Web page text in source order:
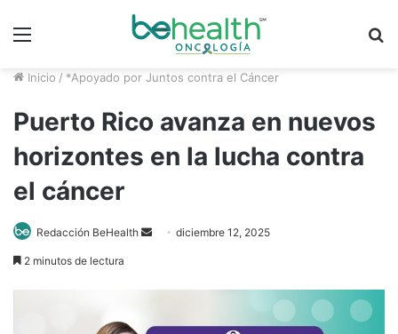
Inicio / *Apoyado por Juntos contra el Cáncer
Puerto Rico avanza en nuevos
horizontes en la lucha contra
el cáncer
Redacción BeHealth diciembre 12, 2025
2 minutos de lectura